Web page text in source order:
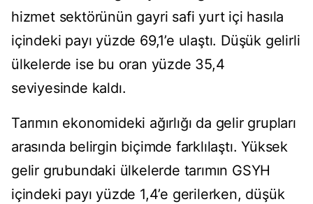
hizmet sektörünün gayri safi yurt içi hasıla
içindeki payı yüzde 69,1’e ulaştı. Düşük gelirli
ülkelerde ise bu oran yüzde 35,4
seviyesinde kaldı.
Tarımın ekonomideki ağırlığı da gelir grupları
arasında belirgin biçimde farklılaştı. Yüksek
gelir grubundaki ülkelerde tarımın GSYH
içindeki payı yüzde 1,4’e gerilerken, düşük